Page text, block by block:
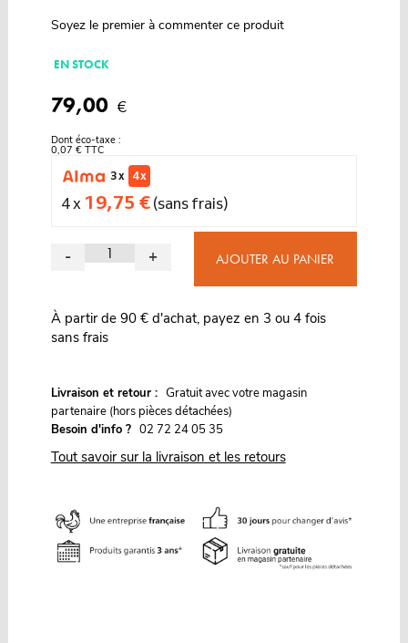
Soyez le premier à commenter ce produit
EN STOCK
79,00 €
Dont éco-taxe :
0,07 € TTC
3 x
4 x
4 x 19,75 €(sans frais)
- + AJOUTER AU PANIER
À partir de 90 € d'achat, payez en 3 ou 4 fois
sans frais
Livraison et retour : Gratuit avec votre magasin
partenaire (hors pièces détachées)
Besoin d'info ? 02 72 24 05 35
Tout savoir sur la livraison et les retours